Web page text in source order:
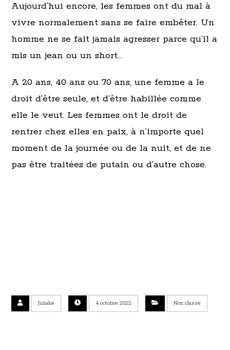
Aujourd’hui encore, les femmes ont du mal à
vivre normalement sans se faire embêter. Un
homme ne se fait jamais agresser parce qu’il a
mis un jean ou un short…
A 20 ans, 40 ans ou 70 ans, une femme a le
droit d’être seule, et d’être habillée comme
elle le veut. Les femmes ont le droit de
rentrer chez elles en paix, à n’importe quel
moment de la journée ou de la nuit, et de ne
pas être traitées de putain ou d’autre chose.
Juliake 4 octobre 2022 Non classé